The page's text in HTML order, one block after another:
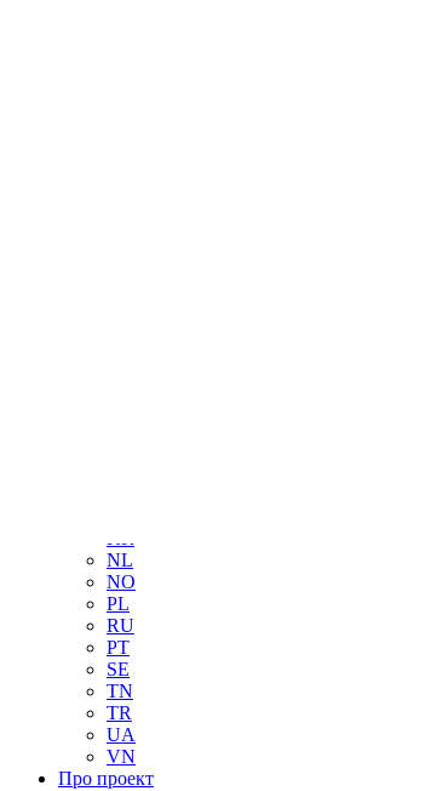
KR
NL
NO
PL
RU
PT
SE
TN
TR
UA
VN
Про проект